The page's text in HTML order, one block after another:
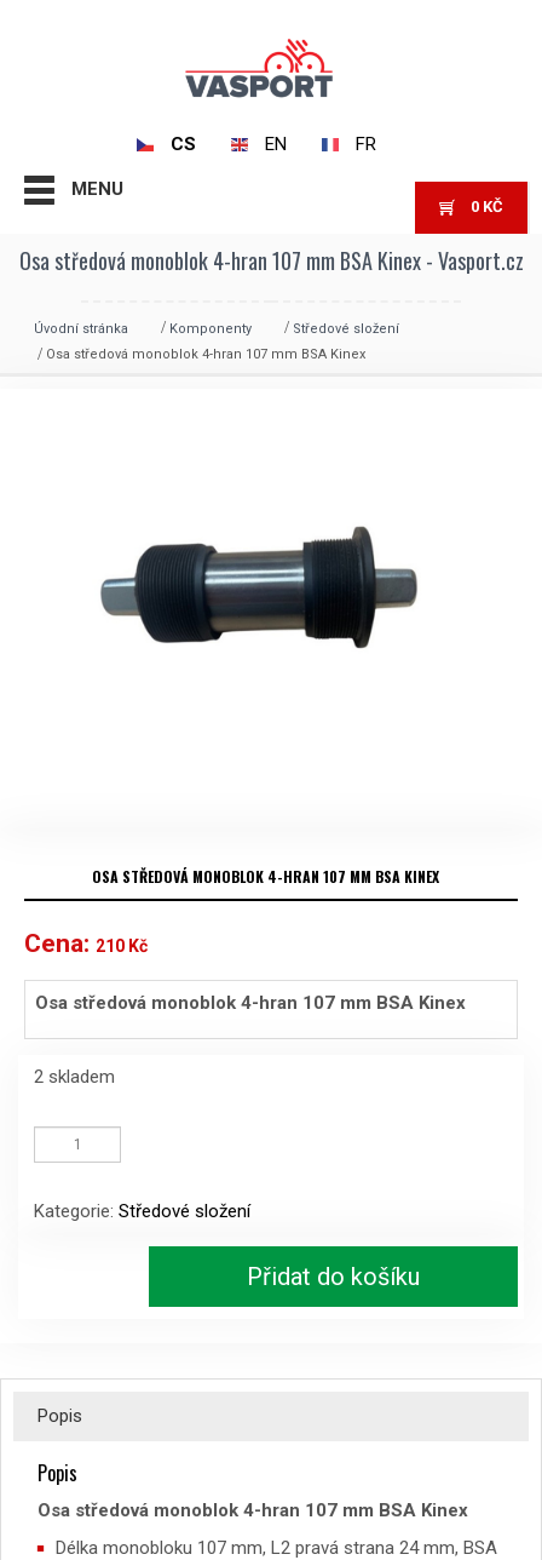
CS EN FR
MENU
0 KČ
Osa středová monoblok 4-hran 107 mm BSA Kinex - Vasport.cz
Úvodní stránka Komponenty
Středové složení
Osa středová monoblok 4-hran 107 mm BSA Kinex
OSA STŘEDOVÁ MONOBLOK 4-HRAN 107 MM BSA KINEX
Cena: 210 Kč
Osa středová monoblok 4-hran 107 mm BSA Kinex
2 skladem
středová
monoblok
hran
Kategorie: Středové složení
Přidat do košíku
Popis
Popis
Osa středová monoblok 4-hran 107 mm BSA Kinex
Délka monobloku 107 mm, L2 pravá strana 24 mm, BSA